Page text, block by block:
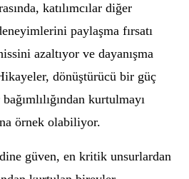
katılımcılar diğer
paylaşma fırsatı
azaltıyor ve dayanışma
dönüştürücü bir güç
kurtulmayı
örnek olabiliyor.
güven, en kritik unsurlardan